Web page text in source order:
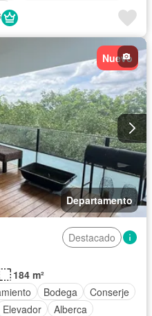
Nuevo
Departamento
Destacado
184 m²
Bodega
Conserje
Elevador
Alberca